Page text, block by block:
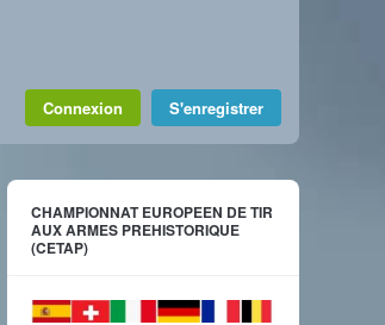
Connexion S'enregistrer
CHAMPIONNAT EUROPEEN DE TIR
AUX ARMES PREHISTORIQUE
(CETAP)